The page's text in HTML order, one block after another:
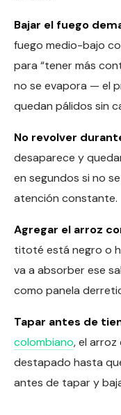
Bajar el fuego
fuego medio-bajo
para “tener más
no se evapora — el
quedan pálidos sin
No revolver
desaparece y
en segundos si no
atención constante.
Agregar el arroz
titoté está negro o
va a absorber ese
como panela
Tapar antes de
colombiano, el
destapado hasta
antes de tapar y